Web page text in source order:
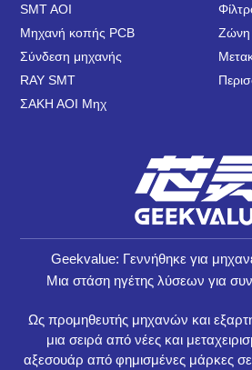
SMT AOI
Μηχανή κοπής PCB
Σύνδεση μηχανής
RAY SMT
ΣΑΚΗ ΑΟΙ Μηχ
Ζώνη
Geekvalue: Γεννήθηκε για
Μια στάση ηγέτης λύσεων για
Ως προμηθευτής μηχανών και
μια σειρά από νέες και
αξεσουάρ από φημισμένες μάρκες